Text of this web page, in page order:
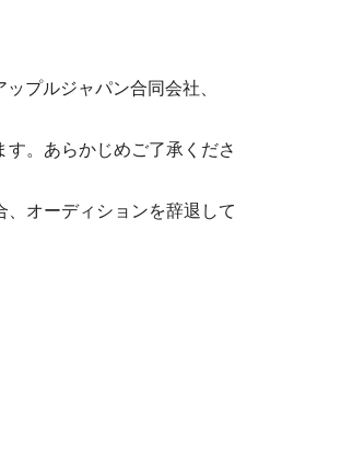
プルジャパン合同会社、
。あらかじめご了承くださ
オーディションを辞退して